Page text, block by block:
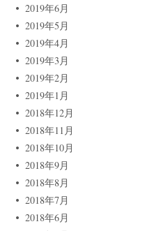
2019年6月
2019年5月
2019年4月
2019年3月
2019年2月
2019年1月
2018年12月
2018年11月
2018年10月
2018年9月
2018年8月
2018年7月
2018年6月